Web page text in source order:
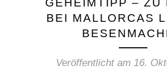
GEHEIMTIPP – ZU
BEI MALLORCAS
Veröffentlicht am 16.